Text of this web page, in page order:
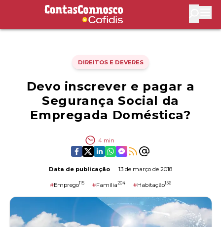
Contas Connosco by Cofidis
DIREITOS E DEVERES
Devo inscrever e pagar a
Segurança Social da
Empregada Doméstica?
4 min
Data de publicação 13 de março de 2018
#Emprego115 #Família204 #Habitação156